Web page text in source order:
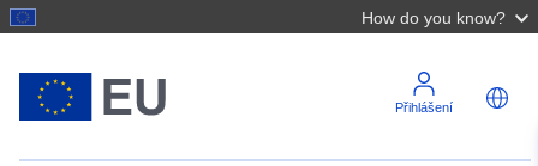
How do you know?
Přihlášení